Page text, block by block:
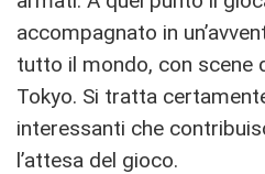
accompagnato in
tutto il mondo, con scene
Tokyo. Si tratta
interessanti che
l’attesa del gioco.